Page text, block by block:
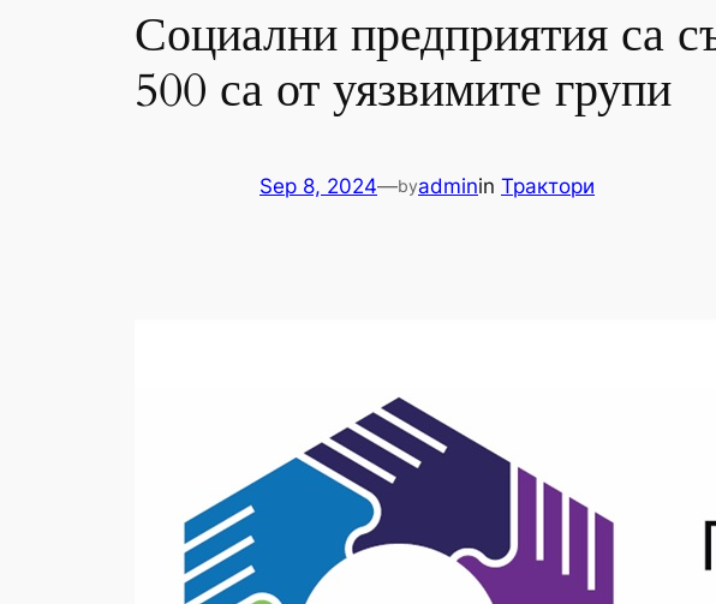
Социални предприятия са
500 са от уязвимите групи
Sep 8, 2024—byadminin Трактори